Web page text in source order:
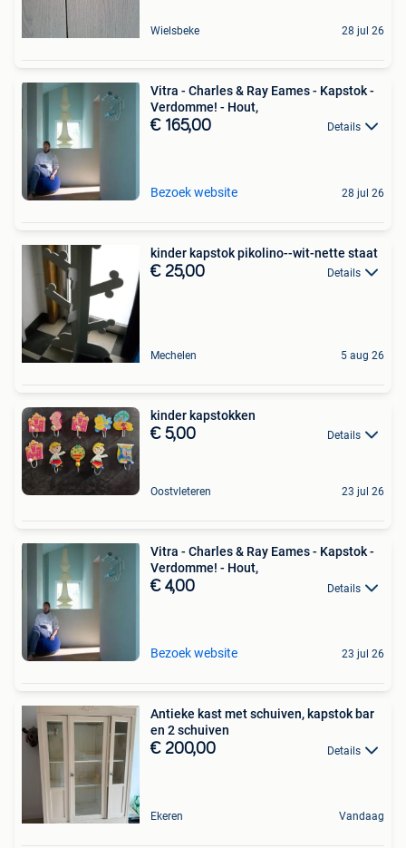
Wielsbeke 28 jul 26
Vitra - Charles & Ray Eames - Kapstok -
Verdomme! - Hout,
€ 165,00 Details
Bezoek website 28 jul 26
kinder kapstok pikolino--wit-nette staat
€ 25,00 Details
Mechelen 5 aug 26
kinder kapstokken
€ 5,00 Details
Oostvleteren 23 jul 26
Vitra - Charles & Ray Eames - Kapstok -
Verdomme! - Hout,
€ 4,00 Details
Bezoek website 23 jul 26
Antieke kast met schuiven, kapstok bar
en 2 schuiven
€ 200,00 Details
Ekeren Vandaag